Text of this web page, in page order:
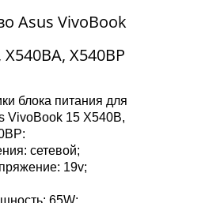
Asus VivoBook
X540BA, X540BP
блока питания для
VivoBook 15 X540B,
сетевой;
19v;
65W;